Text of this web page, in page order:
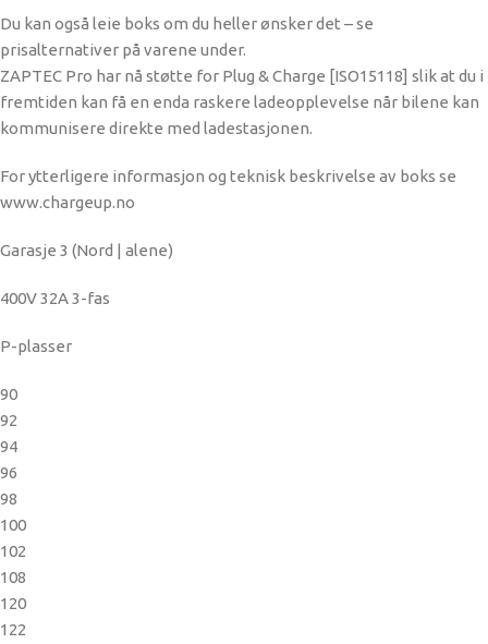
Du kan også leie boks om du heller ønsker det – se
prisalternativer på varene under.
ZAPTEC Pro har nå støtte for Plug & Charge [ISO15118] slik at du i
fremtiden kan få en enda raskere ladeopplevelse når bilene kan
kommunisere direkte med ladestasjonen.
For ytterligere informasjon og teknisk beskrivelse av boks se
www.chargeup.no
Garasje 3 (Nord | alene)
400V 32A 3-fas
P-plasser
90
92
94
96
98
100
102
108
120
122